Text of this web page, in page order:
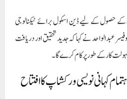
کے حصول کے لیے ڈین اسکول برائے ٹیکنالوجی
عبدالواحد نے کہا کہ جدید تحقیق اور دریافت
کار کے طور پر کام کرے گا۔
کہانی نویسی ورکشاپ کا افتتاح